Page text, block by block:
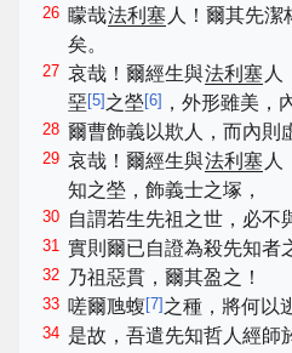
26 矇哉法利塞 人！爾其先潔
矣。
27 哀哉！爾經生與法利塞 人
堊[5] 之塋[6] ，外形雖美，
28 爾曹飾義以欺人，而內則
29 哀哉！爾經生與法利塞 人
知之塋，飾義士之塚，
30 自謂若生先祖之世，必不
31 實則爾已自證為殺先知者
32 乃祖惡貫，爾其盈之！
33 嗟爾虺蝮[7] 之種，將何以
34 是故，吾遣先知哲人經師